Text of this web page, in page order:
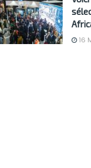
16